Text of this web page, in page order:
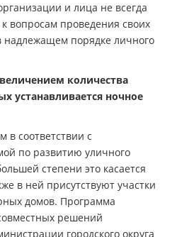
и лица не всегда
к вопросам проведения своих
надлежащем порядке личного
количества
устанавливается ночное
в соответствии с
по развитию уличного
степени это касается
в ней присутствуют участки
домов. Программа
решений
городского округа